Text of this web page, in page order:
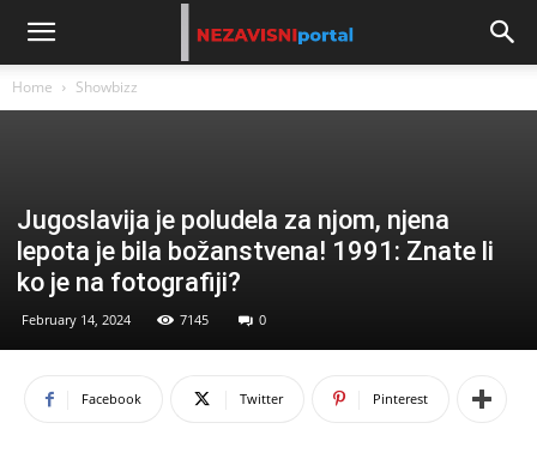
Home Showbizz
Jugoslavija je poludela za njom, njena
lepota je bila božanstvena! 1991: Znate li
ko je na fotografiji?
February 14, 2024 7145 0
Facebook Twitter Pinterest